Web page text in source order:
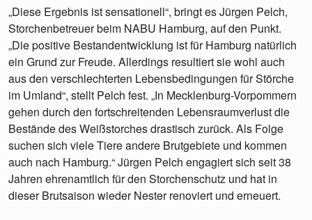
„Diese Ergebnis ist sensationell“, bringt es Jürgen Pelch,
Storchenbetreuer beim NABU Hamburg, auf den Punkt.
„Die positive Bestandentwicklung ist für Hamburg natürlich
ein Grund zur Freude. Allerdings resultiert sie wohl auch
aus den verschlechterten Lebensbedingungen für Störche
im Umland“, stellt Pelch fest. „In Mecklenburg-Vorpommern
gehen durch den fortschreitenden Lebensraumverlust die
Bestände des Weißstorches drastisch zurück. Als Folge
suchen sich viele Tiere andere Brutgebiete und kommen
auch nach Hamburg.“ Jürgen Pelch engagiert sich seit 38
Jahren ehrenamtlich für den Storchenschutz und hat in
dieser Brutsaison wieder Nester renoviert und erneuert.